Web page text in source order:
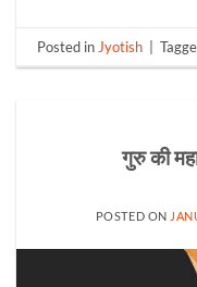
Posted in Jyotish |
गुरु की
POSTED ON